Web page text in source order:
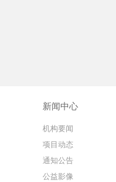
新闻中心
机构要闻
项目动态
通知公告
公益影像